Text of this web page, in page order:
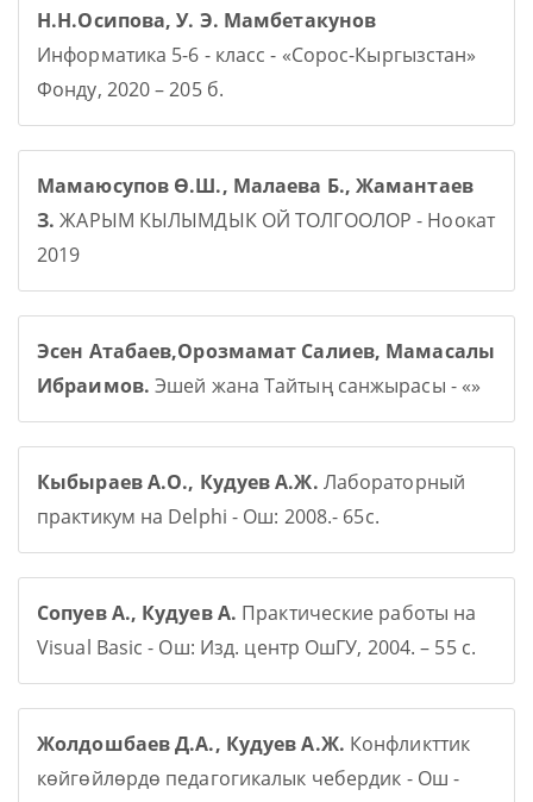
Н.Н.Осипова, У. Э. Мамбетакунов
Информатика 5-6 - класс - «Сорос-Кыргызстан»
Фонду, 2020 – 205 б.
Мамаюсупов Ө.Ш., Малаева Б., Жамантаев
З. ЖАРЫМ КЫЛЫМДЫК ОЙ ТОЛГООЛОР - Ноокат
2019
Эсен Атабаев,Орозмамат Салиев, Мамасалы
Ибраимов. Эшей жана Тайтың санжырасы - «»
Кыбыраев А.О., Кудуев А.Ж. Лабораторный
практикум на Delphi - Ош: 2008.- 65с.
Сопуев А., Кудуев А. Практические работы на
Visual Basic - Ош: Изд. центр ОшГУ, 2004. – 55 с.
Жолдошбаев Д.А., Кудуев А.Ж. Конфликттик
көйгөйлөрдө педагогикалык чебердик - Ош -